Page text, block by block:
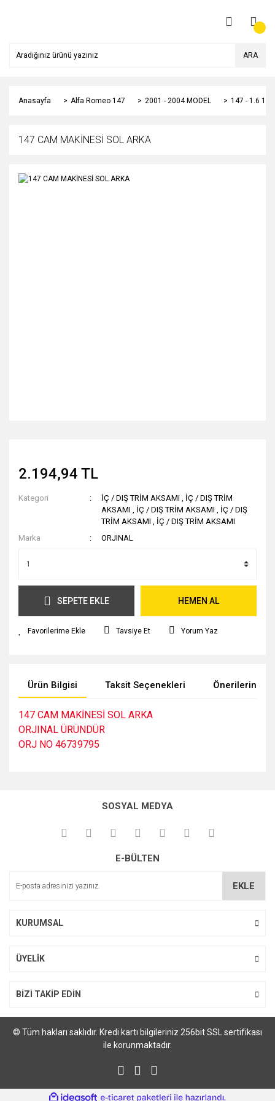
ARA
Anasayfa Alfa Romeo 147 2001 - 2004 MODEL 147 - 1.6
147 CAM MAKİNESİ SOL ARKA
2.194,94 TL
Kategori İÇ / DIŞ TRİM AKSAMI , İÇ / DIŞ TRİM
AKSAMI , İÇ / DIŞ TRİM AKSAMI , İÇ / DIŞ
TRİM AKSAMI , İÇ / DIŞ TRİM AKSAMI
Marka
ORJINAL
SEPETE EKLE HEMEN AL
Tavsiye Et Yorum Yaz
Ürün Bilgisi Taksit Seçenekleri Önerileriniz
147 CAM MAKİNESİ SOL ARKA
ORJINAL ÜRÜNDÜR
ORJ NO 46739795
kullanarak tarafımıza iletebilirsiniz.
Görüş ve önerileriniz için teşekkür ederiz.
Ürün açıklamasında eksik bilgiler bulunuyor.
SOSYAL MEDYA
E-BÜLTEN
EKLE
KURUMSAL
ÜYELİK
BİZİ TAKİP EDİN
© Tüm hakları saklıdır. Kredi kartı bilgileriniz 256bit SSL sertifikası
ile korunmaktadır.
ideasoft e-